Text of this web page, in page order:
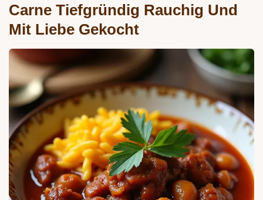
Carne Tiefgründig Rauchig Und
Mit Liebe Gekocht